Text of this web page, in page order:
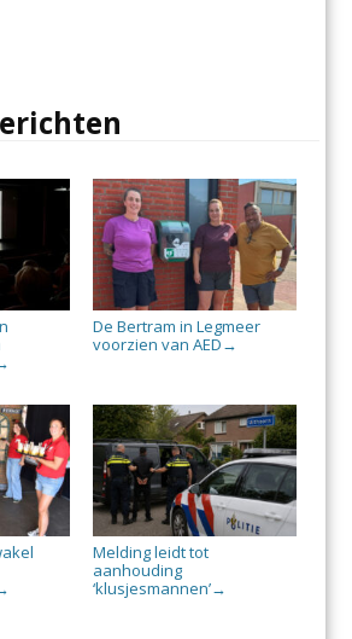
De Bertram in Legmeer
voorzien van AED →
Melding leidt tot
aanhouding
‘klusjesmannen’→